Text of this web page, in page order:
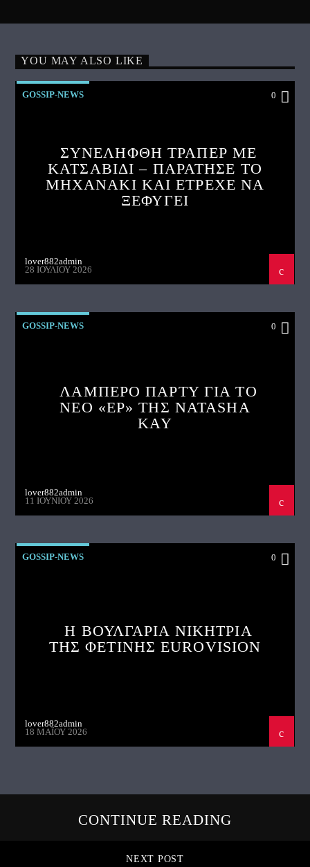
YOU MAY ALSO LIKE
GOSSIP-NEWS 0
ΣΥΝΕΛΗΦΘΗ ΤΡΑΠΕΡ ΜΕ
ΚΑΤΣΑΒΙΔΙ – ΠΑΡΑΤΗΣΕ ΤΟ
ΜΗΧΑΝΑΚΙ ΚΑΙ ΕΤΡΕΧΕ ΝΑ
ΞΕΦΥΓΕΙ
lover882admin
28 ΙΟΥΛΊΟΥ 2026
GOSSIP-NEWS 0
ΛΑΜΠΕΡΟ ΠΑΡΤΥ ΓΙΑ ΤΟ
ΝΕΟ «EP» ΤΗΣ NATASHA
KAY
lover882admin
11 ΙΟΥΝΊΟΥ 2026
GOSSIP-NEWS 0
Η ΒΟΥΛΓΑΡΙΑ ΝΙΚΗΤΡΙΑ
ΤΗΣ ΦΕΤΙΝΗΣ EUROVISION
lover882admin
18 ΜΑΪ́ΟΥ 2026
CONTINUE READING
NEXT POST